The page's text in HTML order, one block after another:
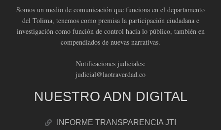
Somos un medio de comunicación que funciona en el departamento
del Tolima, tenemos como premisa la participación ciudadana e
investigación como función de control hacia lo público, también en
compendiados de nuevas narrativas.
Notificaciones judiciales:
judicial@laotraverdad.co
NUESTRO ADN DIGITAL
INFORME TRANSPARENCIA JTI